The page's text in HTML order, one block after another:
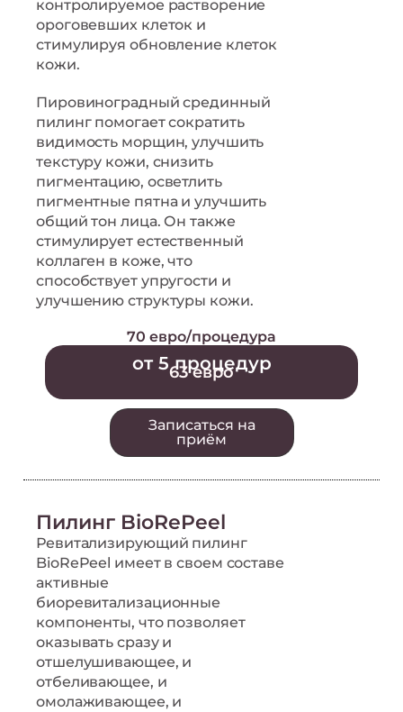
контролируемое растворение
ороговевших клеток и
стимулируя обновление клеток
кожи.
Пировиноградный срединный
пилинг помогает сократить
видимость морщин, улучшить
текстуру кожи, снизить
пигментацию, осветлить
пигментные пятна и улучшить
общий тон лица. Он также
стимулирует естественный
коллаген в коже, что
способствует упругости и
улучшению структуры кожи.
70 евро/процедура
от 5 процедур
63 евро
Записаться на
приём
Пилинг BioRePeel
Ревитализирующий пилинг
BioRePeel имеет в своем составе
активные
биоревитализационные
компоненты, что позволяет
оказывать сразу и
отшелушивающее, и
отбеливающее, и
омолаживающее, и